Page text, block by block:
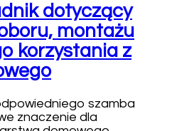
dotyczący
montażu
korzystania z
szamba
znaczenie dla